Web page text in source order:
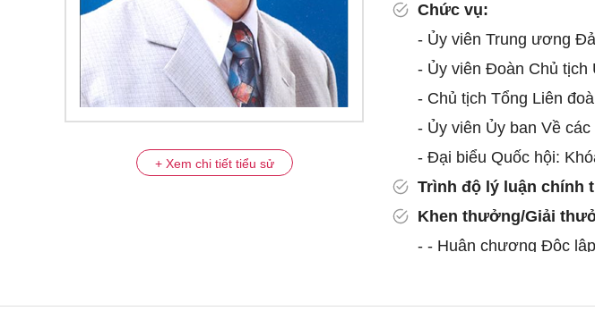
+ Xem chi tiết tiểu sử
Chức vụ:
- Ủy viên Trung ương
- Ủy viên Đoàn Chủ tịch
- Chủ tịch Tổng Liên
- Ủy viên Ủy ban Về
- Đại biểu Quốc hội:
Trình độ lý luận chính
Khen thưởng/Giải
- - Huân chương Độc
- - Huy hiệu 30 năm